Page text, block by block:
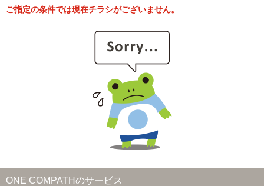
ご指定の条件では現在チラシがございません。
ONE COMPATHのサービス